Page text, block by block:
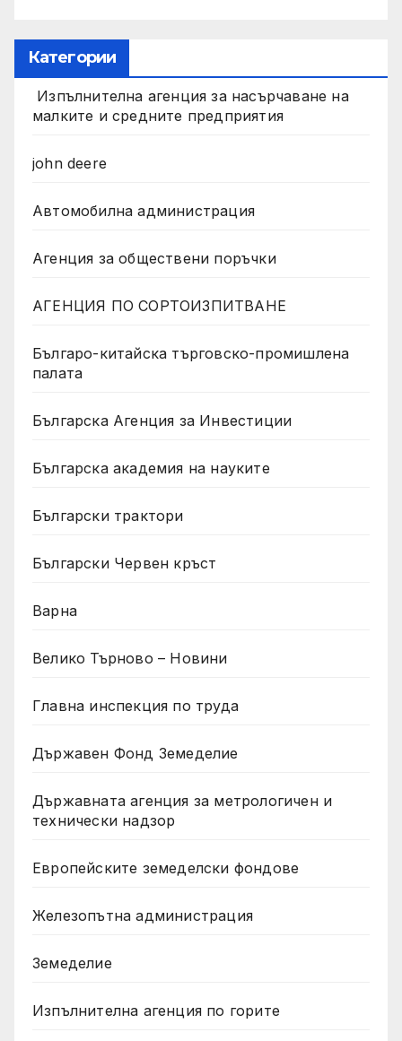
Категории
Изпълнителна агенция за насърчаване на
малките и средните предприятия
john deere
Автомобилна администрация
Агенция за обществени поръчки
АГЕНЦИЯ ПО СОРТОИЗПИТВАНЕ
Българо-китайска търговско-промишлена
палата
Българска Агенция за Инвестиции
Българска академия на науките
Български трактори
Български Червен кръст
Варна
Велико Търново – Новини
Главна инспекция по труда
Държавен Фонд Земеделие
Държавната агенция за метрологичен и
технически надзор
Европейските земеделски фондове
Железопътна администрация
Земеделие
Изпълнителна агенция по горите